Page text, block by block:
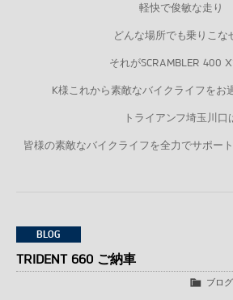
軽快で俊敏な走り
どんな場所でも乗りこな
それがSCRAMBLER 400
K様これから素敵なバイクライフをお
トライアンフ埼玉川口
皆様の素敵なバイクライフを全力でサポー
BLOG
TRIDENT 660 ご納車
ブログ